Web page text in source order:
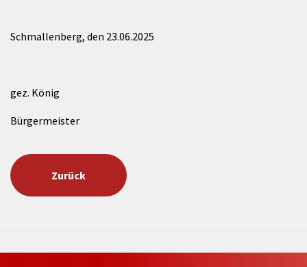
Schmallenberg, den 23.06.2025
gez. König
Bürgermeister
Zurück